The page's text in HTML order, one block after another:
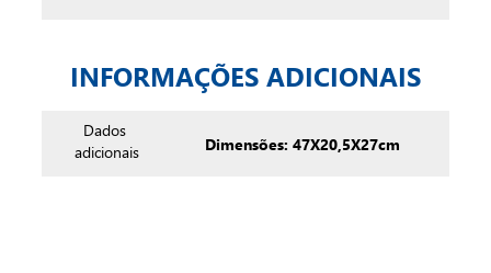
INFORMAÇÕES ADICIONAIS
Dados
adicionais
Dimensões: 47X20,5X27cm